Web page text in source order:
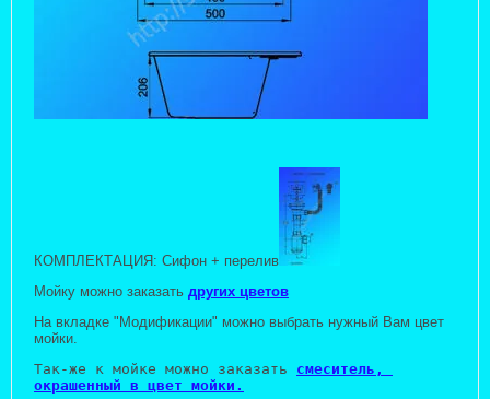
КОМПЛЕКТАЦИЯ: Сифон + перелив
Мойку можно заказать других цветов
На вкладке "Модификации" можно выбрать нужный Вам цвет
мойки.
Так-же к мойке можно заказать смеситель,
окрашенный в цвет мойки.